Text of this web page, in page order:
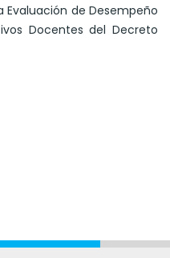
de Desempeño
Docentes del Decreto